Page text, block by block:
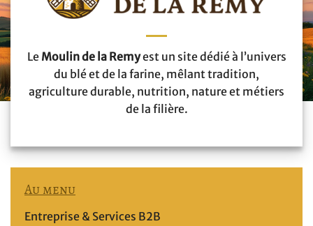
Le Moulin de la Remyest un site dédié à l’univers
du blé et de la farine, mêlant tradition,
agriculture durable, nutrition, nature et métiers
de la filière.
Au menu
Entreprise & Services B2B